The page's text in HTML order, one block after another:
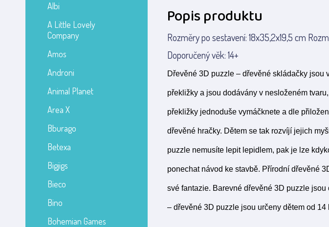
Albi
A Little Lovely
Company
Amos
Androni
Animal Planet
Area X
Bburago
Betexa
Bigjigs
Bieco
Bino
Bohemian Games
Popis produktu
Rozměry po sestavení: 18x35,2x19,5 cm
Doporučený věk: 14+
Dřevěné 3D puzzle – dřevěné skládačky jsou
překližky a jsou dodávány v nesloženém
překližky jednoduše vymáčknete a dle
dřevěné hračky. Dětem se tak rozvíjí jejich
puzzle nemusíte lepit lepidlem, pak je lze
ponechat návod ke stavbě. Přírodní dřevěné
své fantazie. Barevné dřevěné 3D puzzle
– dřevěné 3D puzzle jsou určeny dětem od